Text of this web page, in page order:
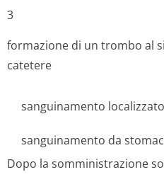
3
formazione di un trombo al
catetere
sanguinamento localizzato
sanguinamento da
Dopo la somministrazione